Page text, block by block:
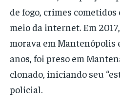
de fogo, crimes
meio da internet. Em
morava em Mantenópolis
anos, foi preso em
clonado, iniciando seu
policial.